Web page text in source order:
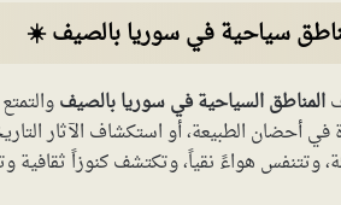
سياحية في سوريا بالصيف ☀️
المناطق السياحية في سوريا بالصيف
في أحضان الطبيعة، أو استكشاف الآثار
وتتنفس هواءً نقياً، وتكتشف كنوزاً ثقافية